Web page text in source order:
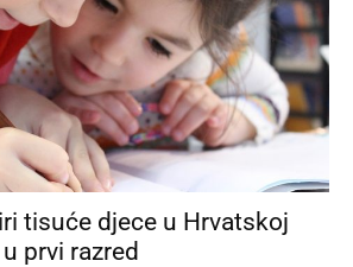
tisuće djece u Hrvatskoj
prvi razred